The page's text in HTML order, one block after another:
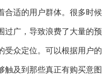
合适的用户群体。很多时
过广，导致浪费了大量的
受众定位。可以根据用户
触及到那些真正有购买意